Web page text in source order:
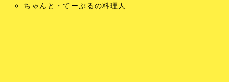
ちゃんと・てーぶるの料理人